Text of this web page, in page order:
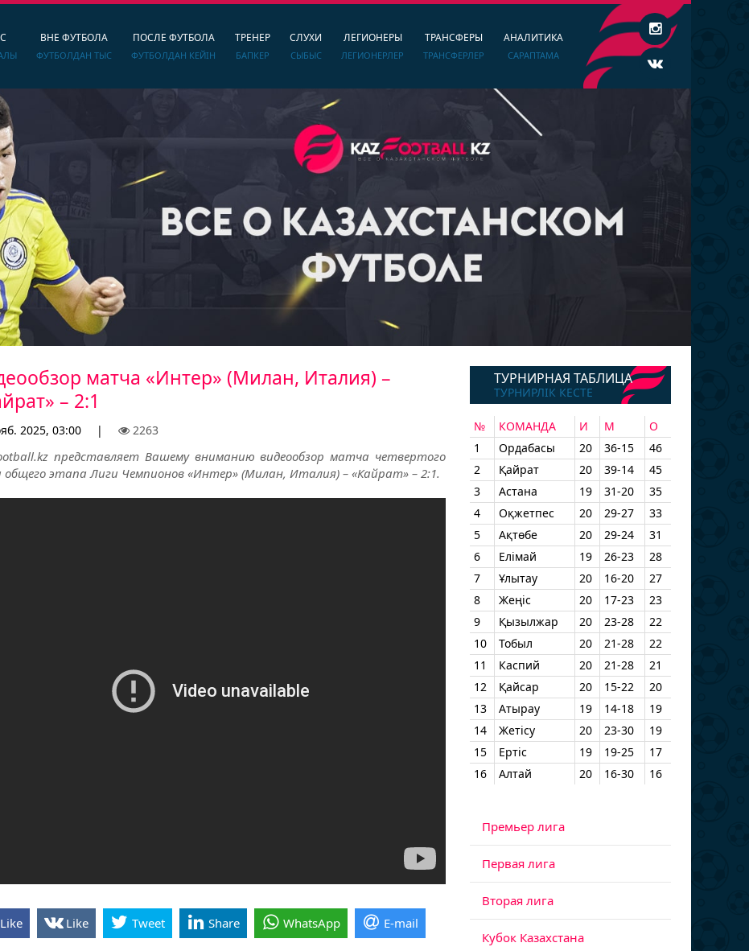
ВНЕ ФУТБОЛА
ФУТБОЛДАН ТЫС
ПОСЛЕ ФУТБОЛА
ФУТБОЛДАН КЕЙІН
ТРЕНЕР
БАПКЕР
СЛУХИ
СЫБЫС
ЛЕГИОНЕРЫ
ЛЕГИОНЕРЛЕР
ТРАНСФЕРЫ
ТРАНСФЕРЛЕР
АНАЛИТИКА
САРАПТАМА
матча «Интер» (Милан, Италия) –
– 2:1
2025, 03:00 | 2263
представляет Вашему вниманию видеообзор матча четвертого
этапа Лиги Чемпионов «Интер» (Милан, Италия) – «Кайрат» – 2:1.
Like Like Tweet Share WhatsApp E-mail
ТУРНИРНАЯ ТАБЛИЦА
ТУРНИРЛІК КЕСТЕ
№ КОМАНДА И М
О
1
Ордабасы 20 36-15
46
2
Қайрат 20 39-14
45
3
Астана 19 31-20
35
4
Оқжетпес 20 29-27
33
5
Ақтөбе 20 29-24
31
6
Елімай 19 26-23
28
7
Ұлытау 20 16-20
27
8
Жеңіс 20 17-23
23
9
Қызылжар 20 23-28
22
10
Тобыл 20 21-28
22
11
Каспий 20 21-28
21
12
Қайсар 20 15-22
20
13
Атырау 19 14-18
19
14
Жетісу 20 23-30
19
15
Ертіс 19 19-25
17
16
Алтай 20 16-30 16
Премьер лига
Первая лига
Вторая лига
Кубок Казахстана